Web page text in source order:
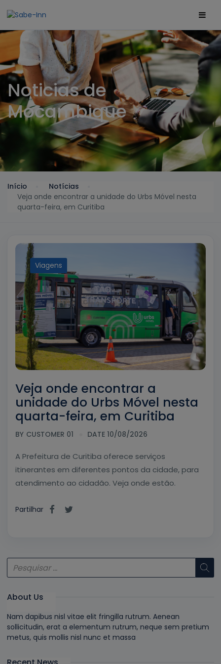
Noticias de
Mocambique
Início
Notícias
Veja onde encontrar a unidade do Urbs Móvel nesta
quarta-feira, em Curitiba
Viagens
Veja onde encontrar a
unidade do Urbs Móvel nesta
quarta-feira, em Curitiba
BY CUSTOMER 01 DATE 10/08/2026
A Prefeitura de Curitiba oferece serviços
itinerantes em diferentes pontos da cidade, para
atendimento ao cidadão. Veja onde estão.
Partilhar
About Us
Nam dapibus nisl vitae elit fringilla rutrum. Aenean
sollicitudin, erat a elementum rutrum, neque sem pretium
metus, quis mollis nisl nunc et massa